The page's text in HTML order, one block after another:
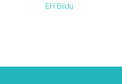
EH Bildu